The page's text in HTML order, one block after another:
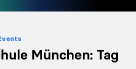
München: Tag